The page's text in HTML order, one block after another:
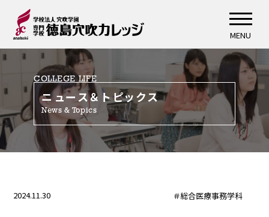
MENU
COLLEGE LIFE
ニュース＆トピックス
News & Topics
2024.11.30 ＃総合医療事務学科